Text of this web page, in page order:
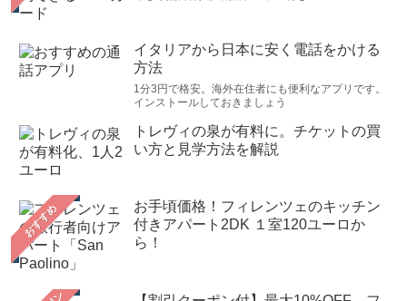
イタリアから日本に安く電話をかける
方法
1分3円で格安。海外在住者にも便利なアプリです。
インストールしておきましょう
トレヴィの泉が有料に。チケットの買
い方と見学方法を解説
おすすめ
お手頃価格！フィレンツェのキッチン
付きアパート2DK １室120ユーロか
ら！